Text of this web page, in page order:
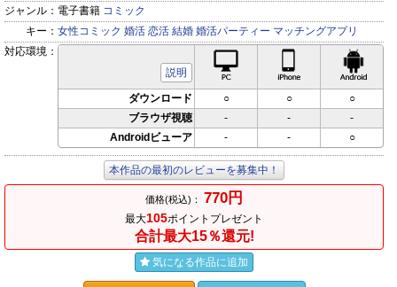
ジャンル： 電子書籍 コミック
キー： 女性コミック 婚活 恋活 結婚 婚活パーティー マッチングアプリ
対応環境：
説明
iPhone対応
ダウンロード ○ ○
○
ブラウザ視聴
- -
-
Androidビューア
- - ○
本作品の最初のレビューを募集中！
価格(税込)： 770円
最大105ポイントプレゼント
合計最大15％還元!
気になる作品に追加